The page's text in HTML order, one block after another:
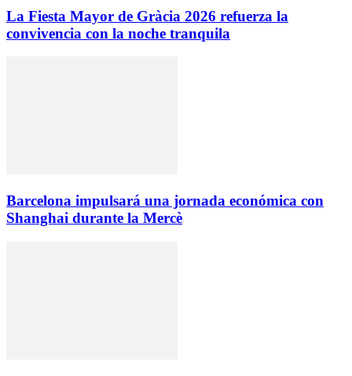
La Fiesta Mayor de Gràcia 2026 refuerza la
convivencia con la noche tranquila
Barcelona impulsará una jornada económica con
Shanghai durante la Mercè